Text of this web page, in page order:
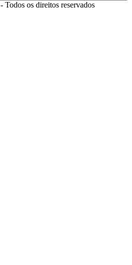
- Todos os direitos reservados